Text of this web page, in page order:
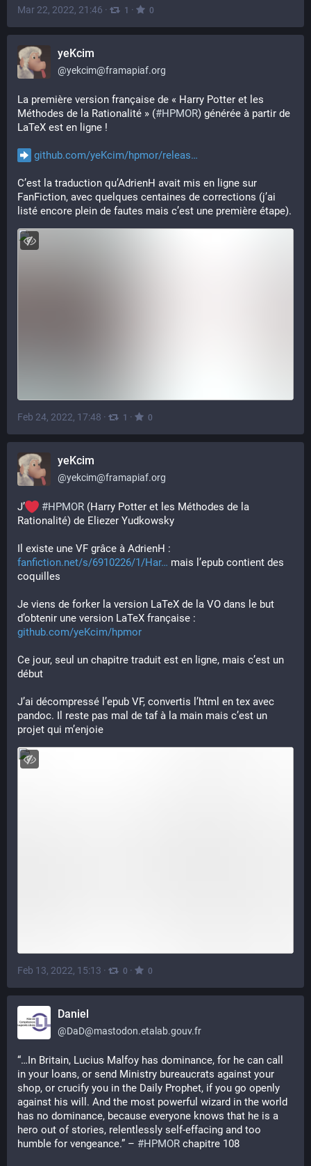
Mar 22, 2022, 21:46 · 1 · 0
yeKcim
@yekcim@framapiaf.org
La première version française de « Harry Potter et les
Méthodes de la Rationalité » (#HPMOR) générée à partir de
LaTeX est en ligne !
github.com/yeKcim/hpmor/releas
C’est la traduction qu’AdrienH avait mis en ligne sur
FanFiction, avec quelques centaines de corrections (j’ai
listé encore plein de fautes mais c’est une première étape).
Feb 24, 2022, 17:48 · 1 · 0
yeKcim
@yekcim@framapiaf.org
J’ #HPMOR (Harry Potter et les Méthodes de la
Rationalité) de Eliezer Yudkowsky
Il existe une VF grâce à AdrienH :
fanfiction.net/s/6910226/1/Har
mais l’epub contient des
coquilles
Je viens de forker la version LaTeX de la VO dans le but
d’obtenir une version LaTeX française :
github.com/yeKcim/hpmor
Ce jour, seul un chapitre traduit est en ligne, mais c’est un
début
J’ai décompressé l’epub VF, convertis l’html en tex avec
pandoc. Il reste pas mal de taf à la main mais c’est un
projet qui m’enjoie
Feb 13, 2022, 15:13 · 0 · 0
Daniel
@DaD@mastodon.etalab.gouv.fr
“…In Britain, Lucius Malfoy has dominance, for he can call
in your loans, or send Ministry bureaucrats against your
shop, or crucify you in the Daily Prophet, if you go openly
against his will. And the most powerful wizard in the world
has no dominance, because everyone knows that he is a
hero out of stories, relentlessly self-effacing and too
humble for vengeance.” – #HPMOR chapitre 108